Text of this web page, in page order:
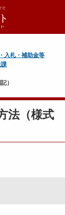
入札・補助金等
）
法（様式